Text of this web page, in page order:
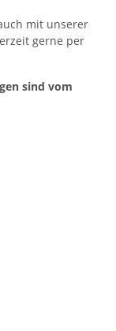
mit unserer
gerne per
sind vom